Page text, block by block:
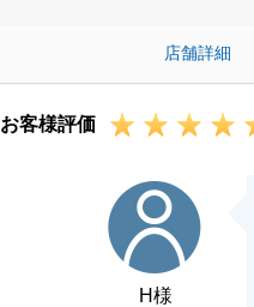
店舗詳細
お客様評価
H様